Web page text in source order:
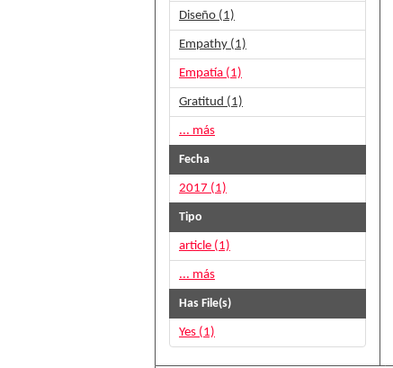
Diseño (1)
Empathy (1)
Empatía (1)
Gratitud (1)
... más
Fecha
2017 (1)
Tipo
article (1)
... más
Has File(s)
Yes (1)